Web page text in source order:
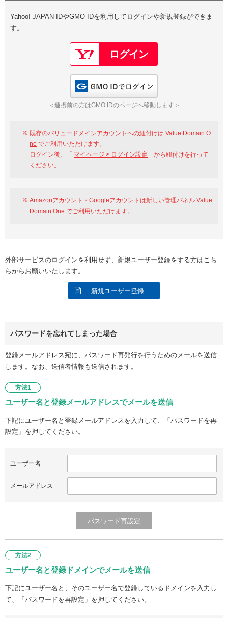
Google
GMO ID Amazon
※AmazonはValue Domain Oneのログイン画面へ遷移します
Value Domain Oneアカウント作成
以下でも登録可能
Google Yahoo!
GMO ID
Yahoo! JAPAN IDやGMO IDを利用してログインや新規登録ができま
す。
＜連携前の方はGMO IDのページへ移動します＞
既存のバリュードメインアカウントへの紐付けはValue Domain O
ne でご利用いただけます。
ログイン後、「 マイページ > ログイン設定 」から紐付けを行って
ください。
Amazonアカウント・Googleアカウントは新しい管理パネルValue
Domain One でご利用いただけます。
外部サービスのログインを利用せず、新規ユーザー登録をする方はこち
らからお願いいたします。
新規ユーザー登録
パスワードを忘れてしまった場合
登録メールアドレス宛に、パスワード再発行を行うためのメールを送信
します。なお、送信者情報も送信されます。
方法1
ユーザー名と登録メールアドレスでメールを送信
下記にユーザー名と登録メールアドレスを入力して、「パスワードを再
設定」を押してください。
ユーザー名
メールアドレス
方法2
ユーザー名と登録ドメインでメールを送信
下記にユーザー名と、そのユーザー名で登録しているドメインを入力し
て、「パスワードを再設定」を押してください。